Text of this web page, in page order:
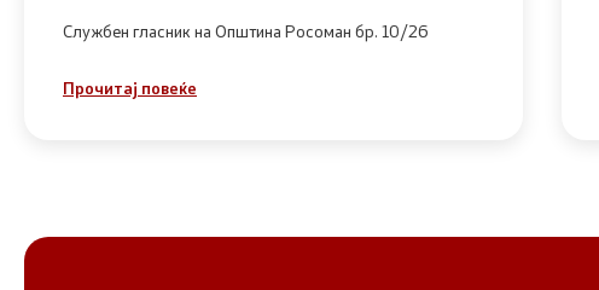
Службен гласник на Општина Росоман бр. 10/26
Прочитај повеќе